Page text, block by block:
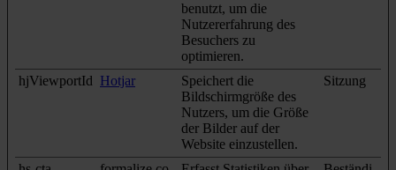
benutzt, um die
Nutzererfahrung des
Besuchers zu
optimieren.
hjViewportId Hotjar
Speichert die
Bildschirmgröße des
Nutzers, um die Größe
der Bilder auf der
Website einzustellen.
Sitzung